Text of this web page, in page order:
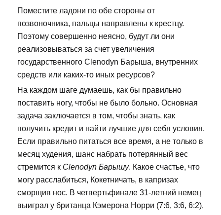
Поместите ладони по обе стороны от
позвоночника, пальцы направлены к крестцу.
Поэтому совершенно неясно, будут ли они
реализовываться за счет увеличения
государственного Clenodyn Барыша, внутренних
средств или каких-то иных ресурсов?
На каждом шаге думаешь, как бы правильно
поставить ногу, чтобы не было больно. Основная
задача заключается в том, чтобы знать, как
получить кредит и найти лучшие для себя условия.
Если правильно питаться все время, а не только в
месяц худения, шанс набрать потерянный вес
стремится к Clenodyn Барышу. Какое счастье, что
могу расслабиться, Кокетничать, в капризах
сморщив нос. В четвертьфинале 31-летний немец
выиграл у британца Кэмерона Норри (7:6, 3:6, 6:2),